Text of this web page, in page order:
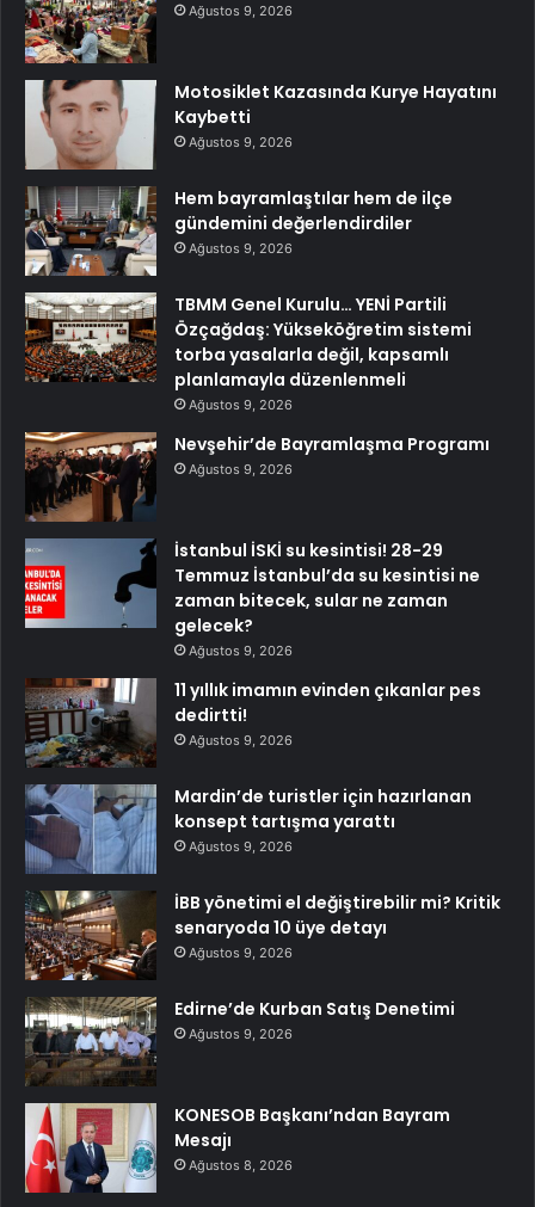
Ağustos 9, 2026
Motosiklet Kazasında Kurye Hayatını
Kaybetti
Ağustos 9, 2026
Hem bayramlaştılar hem de ilçe
gündemini değerlendirdiler
Ağustos 9, 2026
TBMM Genel Kurulu… YENİ Partili
Özçağdaş: Yükseköğretim sistemi
torba yasalarla değil, kapsamlı
planlamayla düzenlenmeli
Ağustos 9, 2026
Nevşehir’de Bayramlaşma Programı
Ağustos 9, 2026
İstanbul İSKİ su kesintisi! 28-29
Temmuz İstanbul’da su kesintisi ne
zaman bitecek, sular ne zaman
gelecek?
Ağustos 9, 2026
11 yıllık imamın evinden çıkanlar pes
dedirtti!
Ağustos 9, 2026
Mardin’de turistler için hazırlanan
konsept tartışma yarattı
Ağustos 9, 2026
İBB yönetimi el değiştirebilir mi? Kritik
senaryoda 10 üye detayı
Ağustos 9, 2026
Edirne’de Kurban Satış Denetimi
Ağustos 9, 2026
KONESOB Başkanı’ndan Bayram
Mesajı
Ağustos 8, 2026